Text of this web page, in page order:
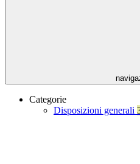
Categorie
Disposizioni generali